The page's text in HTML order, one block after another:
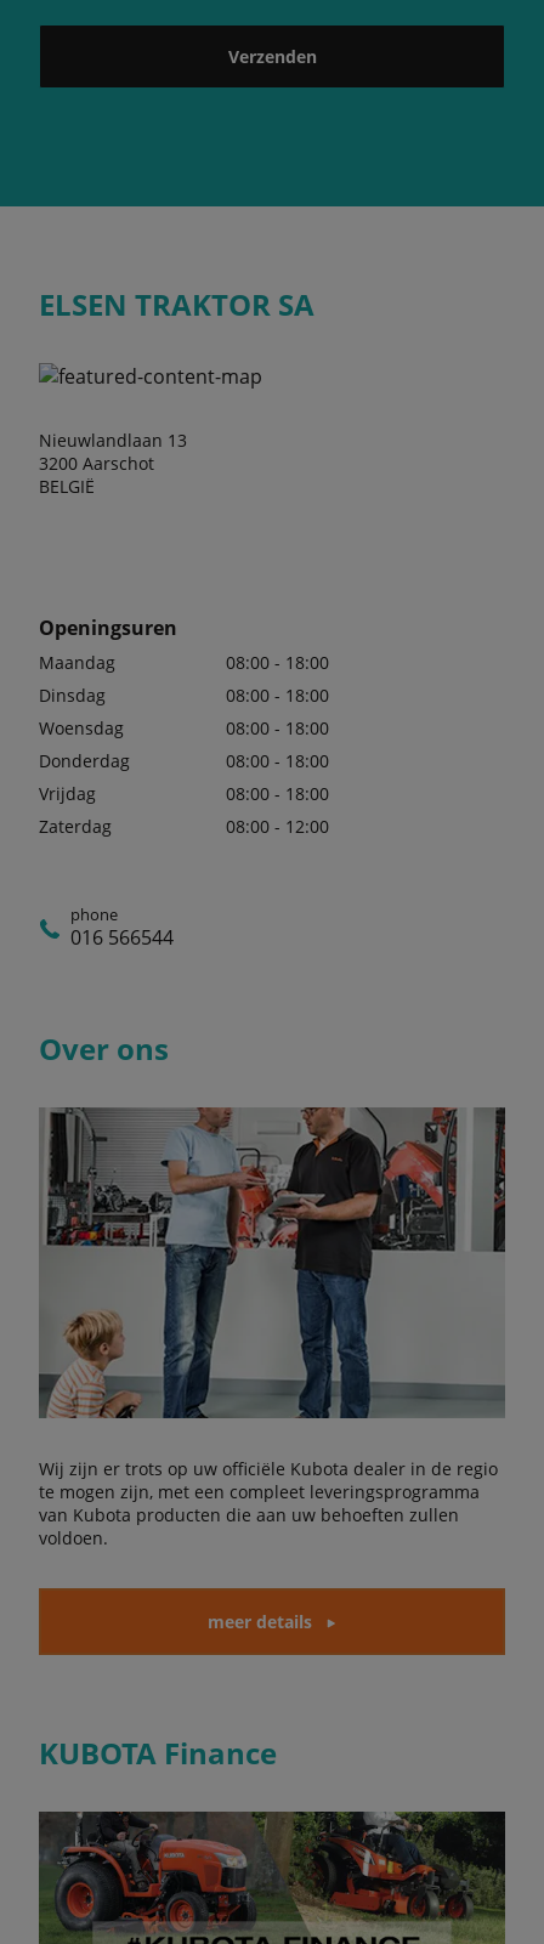
Verzenden
ELSEN TRAKTOR SA
Nieuwlandlaan 13
3200 Aarschot
BELGIË
Openingsuren
Maandag
08:00 - 18:00
Dinsdag
08:00 - 18:00
Woensdag
08:00 - 18:00
Donderdag
08:00 - 18:00
Vrijdag
08:00 - 18:00
Zaterdag
08:00 - 12:00
phone
016 566544
Over ons
Wij zijn er trots op uw officiële Kubota dealer in de regio
te mogen zijn, met een compleet leveringsprogramma
van Kubota producten die aan uw behoeften zullen
voldoen.
meer details
KUBOTA Finance